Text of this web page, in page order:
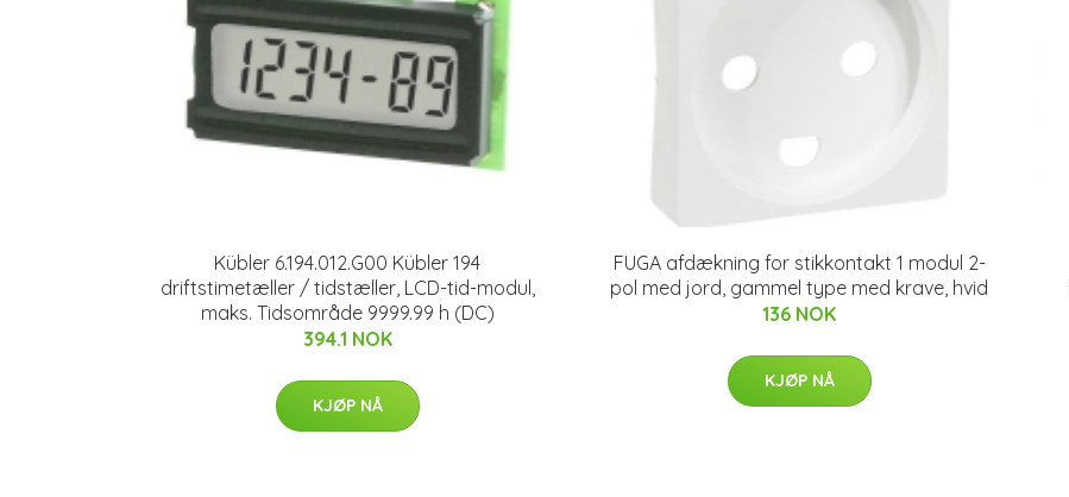
Kübler 6.194.012.G00 Kübler 194
driftstimetæller / tidstæller, LCD-tid-modul,
maks. Tidsområde 9999.99 h (DC)
394.1 NOK
KJØP NÅ
FUGA afdækning for stikkontakt 1 modul 2-
pol med jord, gammel type med krave, hvid
136 NOK
KJØP NÅ